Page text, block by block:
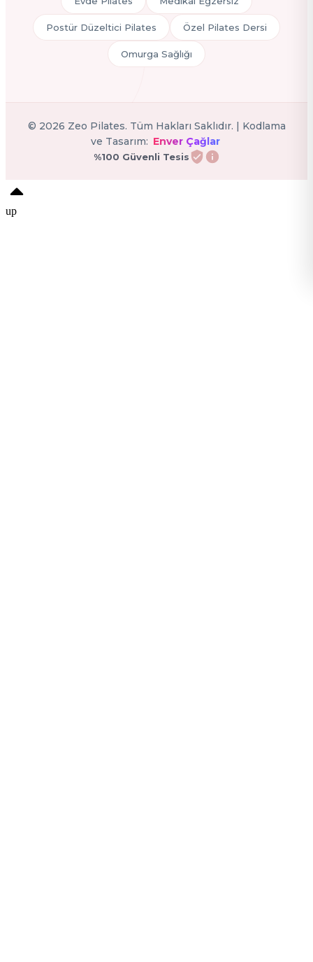
Postür Düzeltici Pilates Özel Pilates Dersi
Omurga Sağlığı
© 2026 Zeo Pilates. Tüm Hakları Saklıdır. | Kodlama
ve Tasarım: Enver Çağlar
%100 Güvenli Tesis
up